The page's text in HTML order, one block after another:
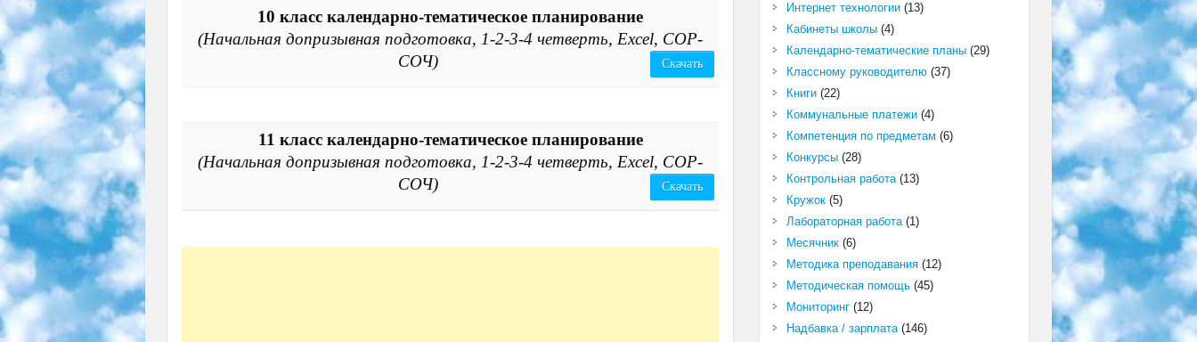
10 класс календарно-тематическое планирование
(Начальная допризывная подготовка, 1-2-3-4 четверть, Excel, СОР-
СОЧ)
Скачать
11 класс календарно-тематическое планирование
(Начальная допризывная подготовка, 1-2-3-4 четверть, Excel, СОР-
СОЧ)
Скачать
Интернет технологии(13)
Кабинеты школы(4)
Календарно-тематические планы(29)
Классному руководителю(37)
Книги(22)
Коммунальные платежи(4)
Компетенция по предметам (6)
Конкурсы(28)
Контрольная работа(13)
Кружок(5)
Лабораторная работа(1)
Месячник(6)
Методика преподавания(12)
Методическая помощь(45)
Мониторинг(12)
Надбавка / зарплата(146)